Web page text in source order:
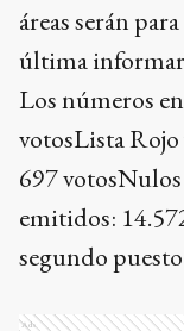
áreas serán
última
Los números
votosLista
697
emitidos:
segundo
Ads